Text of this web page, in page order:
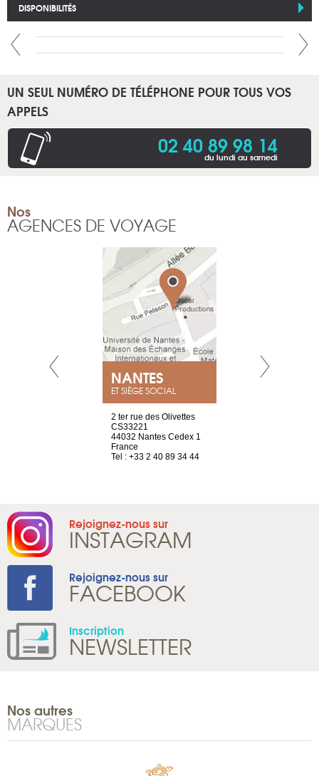
DISPONIBILITÉS
UN SEUL NUMÉRO DE TÉLÉPHONE POUR TOUS VOS
APPELS
02 40 89 98 14
du lundi au samedi
Nos
AGENCES DE VOYAGE
NANTES
ET SIÈGE SOCIAL
2 ter rue des Olivettes
CS33221
44032 Nantes Cedex 1
France
Tel : +33 2 40 89 34 44
Rejoignez-nous sur
INSTAGRAM
Rejoignez-nous sur
FACEBOOK
Inscription
NEWSLETTER
Nos autres
MARQUES